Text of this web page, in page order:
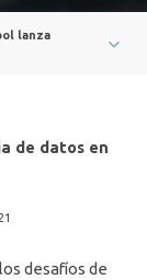
lanza
de datos en
desafíos de